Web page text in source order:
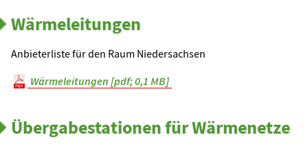
Wärmeleitungen
Anbieterliste für den Raum Niedersachsen
Wärmeleitungen [pdf; 0,1 MB]
Übergabestationen für Wärmenetze